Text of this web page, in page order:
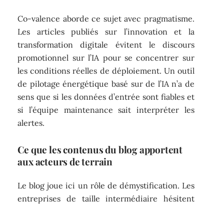
Co-valence aborde ce sujet avec pragmatisme.
Les articles publiés sur l’innovation et la
transformation digitale évitent le discours
promotionnel sur l’IA pour se concentrer sur
les conditions réelles de déploiement. Un outil
de pilotage énergétique basé sur de l’IA n’a de
sens que si les données d’entrée sont fiables et
si l’équipe maintenance sait interpréter les
alertes.
Ce que les contenus du blog apportent
aux acteurs de terrain
Le blog joue ici un rôle de démystification. Les
entreprises de taille intermédiaire hésitent